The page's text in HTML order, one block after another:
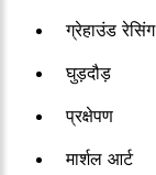
ग्रेहाउंड रेसिंग
घुड़दौड़
प्रक्षेपण
मार्शल आर्ट